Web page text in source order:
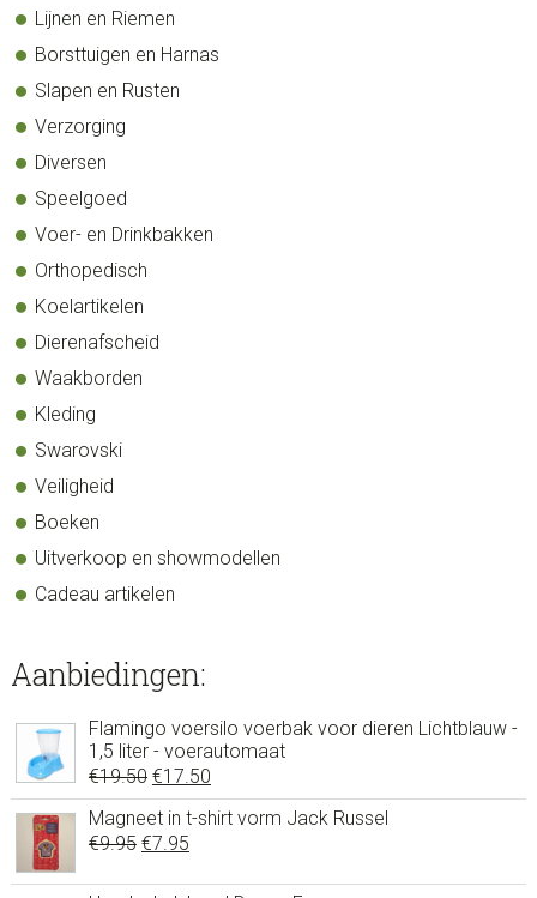
Lijnen en Riemen
Borsttuigen en Harnas
Slapen en Rusten
Verzorging
Diversen
Speelgoed
Voer- en Drinkbakken
Orthopedisch
Koelartikelen
Dierenafscheid
Waakborden
Kleding
Swarovski
Veiligheid
Boeken
Uitverkoop en showmodellen
Cadeau artikelen
Aanbiedingen:
Flamingo voersilo voerbak voor dieren Lichtblauw -
1,5 liter - voerautomaat
€19.50 Oorspronkelijke
prijs
was:
€17.50Huidige
prijs
Magneet in t-shirt vorm Jack Russel
€9.95 Oorspronkelijke
€7.95Huidige